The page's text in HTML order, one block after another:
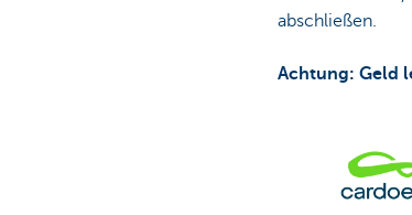
abschließen.
Achtung: Geld